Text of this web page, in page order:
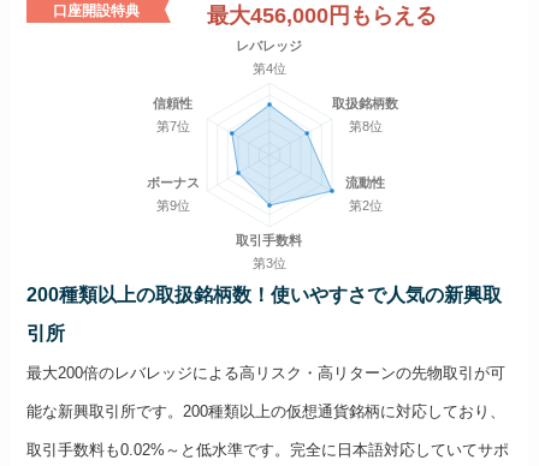
口座開設特典 最大456,000円もらえる
レバレッジ
第4位
取扱銘柄数
第8位
流動性
第2位
取引手数料
第3位
ボーナス
第9位
信頼性
第7位
200種類以上の取扱銘柄数！使いやすさで人気の新興取
引所
最大200倍のレバレッジによる高リスク・高リターンの先物取引が可
能な新興取引所です。200種類以上の仮想通貨銘柄に対応しており、
取引手数料も0.02%～と低水準です。完全に日本語対応していてサポ